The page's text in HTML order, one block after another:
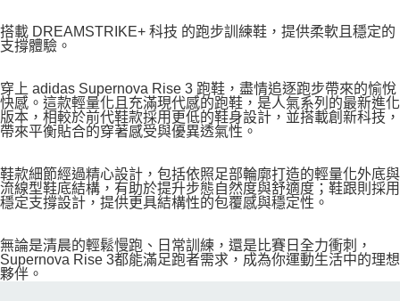
搭載 DREAMSTRIKE+ 科技 的跑步訓練鞋，提供柔軟且穩定的
支撐體驗。
穿上 adidas Supernova Rise 3 跑鞋，盡情追逐跑步帶來的愉悅
快感。這款輕量化且充滿現代感的跑鞋，是人氣系列的最新進化
版本，相較於前代鞋款採用更低的鞋身設計，並搭載創新科技，
帶來平衡貼合的穿著感受與優異透氣性。
鞋款細節經過精心設計，包括依照足部輪廓打造的輕量化外底與
流線型鞋底結構，有助於提升步態自然度與舒適度；鞋跟則採用
穩定支撐設計，提供更具結構性的包覆感與穩定性。
無論是清晨的輕鬆慢跑、日常訓練，還是比賽日全力衝刺，
Supernova Rise 3都能滿足跑者需求，成為你運動生活中的理想
夥伴。